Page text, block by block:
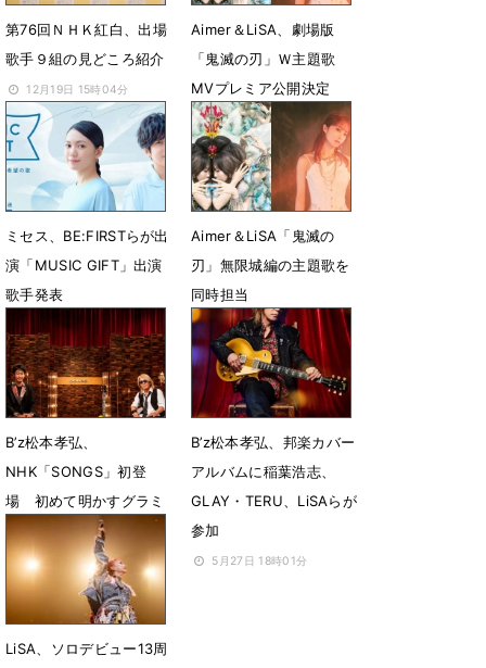
第76回ＮＨＫ紅白、出場
歌手９組の見どころ紹介
12月19日 15時04分
Aimer＆LiSA、劇場版
「鬼滅の刃」Ｗ主題歌
MVプレミア公開決定
7月20日 19時10分
ミセス、BE:FIRSTらが出
演「MUSIC GIFT」出演
歌手発表
7月12日 13時10分
Aimer＆LiSA「鬼滅の
刃」無限城編の主題歌を
同時担当
6月29日 13時43分
B’z松本孝弘、
NHK「SONGS」初登
場 初めて明かすグラミ
ー賞受賞の裏側
7月12日 18時17分
B’z松本孝弘、邦楽カバー
アルバムに稲葉浩志、
GLAY・TERU、LiSAらが
参加
5月27日 18時01分
LiSA、ソロデビュー13周